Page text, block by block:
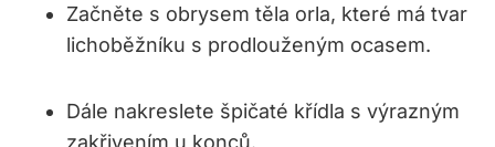
Začněte s obrysem těla orla, které má tvar
lichoběžníku s prodlouženým ocasem.
Dále nakreslete špičaté křídla s výrazným
zakřivením u konců.